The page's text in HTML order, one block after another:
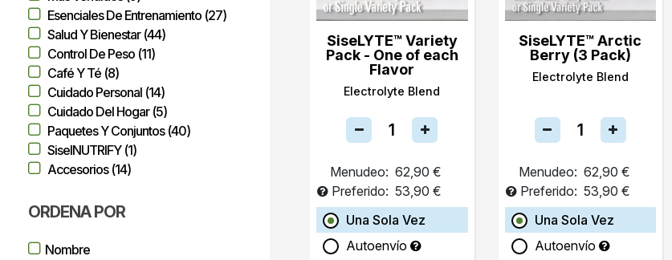
Esenciales De Entrenamiento (27)
Salud Y Bienestar (44)
Control De Peso (11)
Café Y Té (8)
Cuidado Personal (14)
Cuidado Del Hogar (5)
Paquetes Y Conjuntos (40)
SiselNUTRIFY (1)
Accesorios (14)
ORDENA POR
Nombre
SiseLYTE™ Variety
Pack - One of each
Flavor
Electrolyte Blend
Menudeo: 62,90 €
Preferido: 53,90 €
Una Sola Vez
Autoenvío
SiseLYTE™ Arctic
Berry (3 Pack)
Electrolyte Blend
Menudeo: 62,90 €
Preferido: 53,90 €
Una Sola Vez
Autoenvío